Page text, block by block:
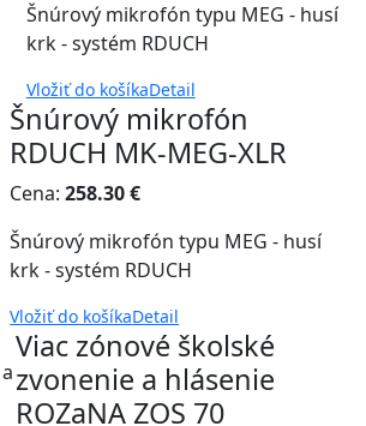
Šnúrový mikrofón typu MEG - husí
krk - systém RDUCH
Vložiť do košíkaDetail
Šnúrový mikrofón
RDUCH MK-MEG-XLR
Cena:258.30 €
Šnúrový mikrofón typu MEG - husí
krk - systém RDUCH
Vložiť do košíkaDetail
Viac zónové školské
zvonenie a hlásenie
ROZaNA ZOS 70